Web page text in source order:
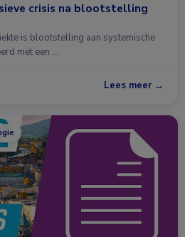
crisis na blootstelling
is blootstelling aan systemische
met een …
Lees meer →